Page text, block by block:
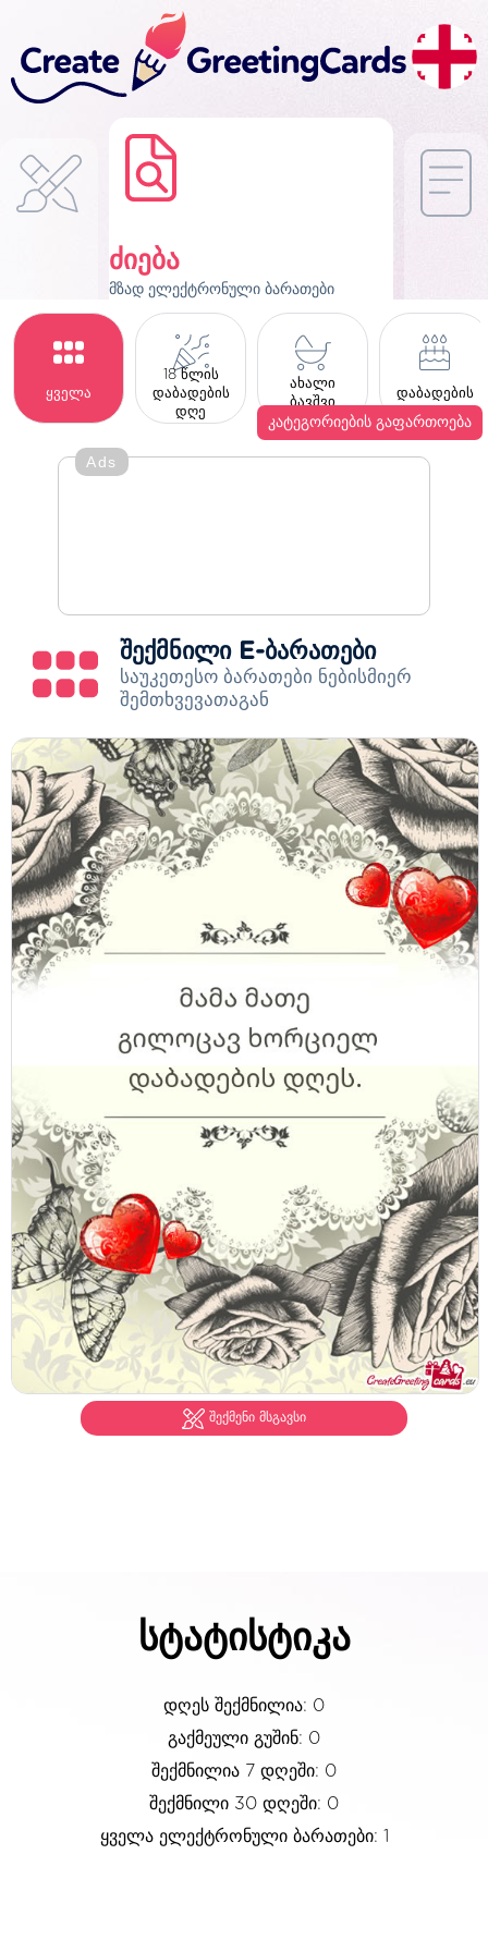
ძიება
მზად ელექტრონული ბარათები
ყველა
18 წლის
დაბადების
დღე
ახალი
ბავშვი
დაბადების
კატეგორიების გაფართოება
Ads
შექმნილი E-ბარათები
საუკეთესო ბარათები ნებისმიერ
შემთხვევათაგან
შექმენი მსგავსი
სტატისტიკა
დღეს შექმნილია: 0
გაქმეული გუშინ: 0
შექმნილია 7 დღეში: 0
შექმნილი 30 დღეში: 0
ყველა ელექტრონული ბარათები: 1